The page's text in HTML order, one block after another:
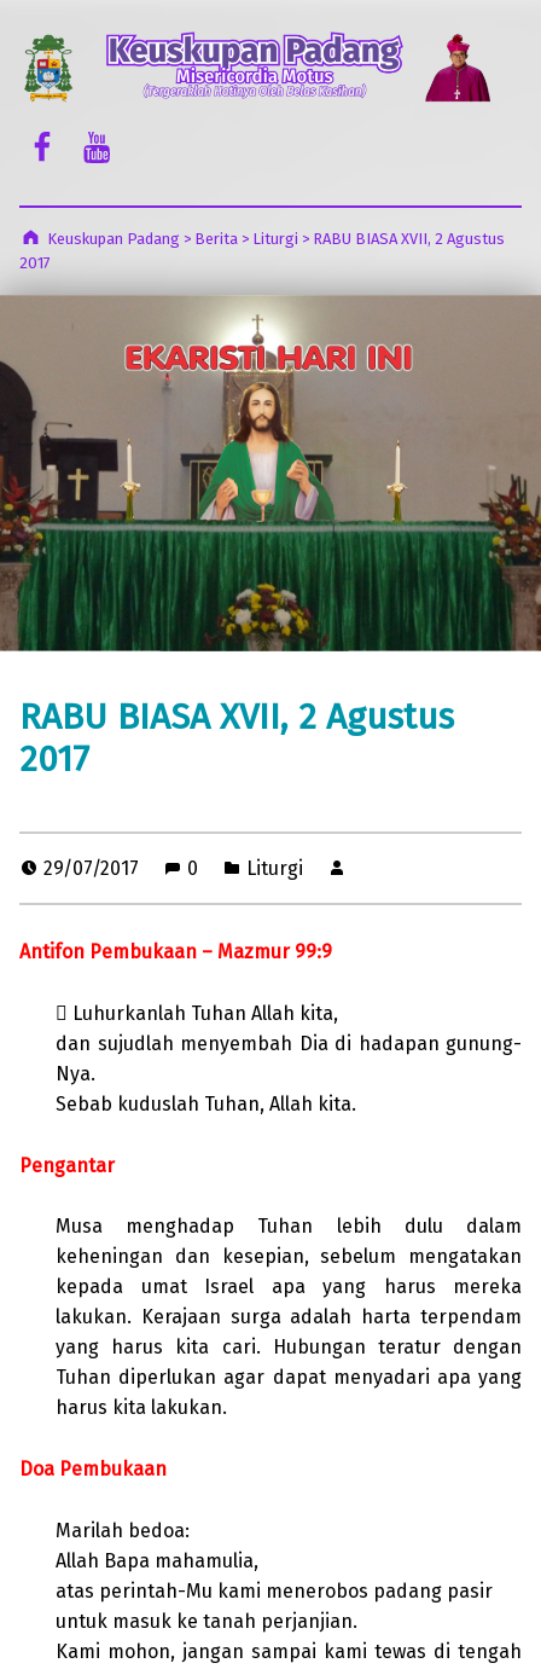
Facebook Komsos
Youtube Komsos
Keuskupan Padang > Berita> Liturgi > RABU BIASA XVII, 2 Agustus
2017
RABU BIASA XVII, 2 Agustus
2017
29/07/2017 0 Liturgi
Antifon Pembukaan – Mazmur 99:9
 Luhurkanlah Tuhan Allah kita,
dan sujudlah menyembah Dia di hadapan gunung-
Nya.
Sebab kuduslah Tuhan, Allah kita.
Pengantar
Musa menghadap Tuhan lebih dulu dalam
keheningan dan kesepian, sebelum mengatakan
kepada umat Israel apa yang harus mereka
lakukan. Kerajaan surga adalah harta terpendam
yang harus kita cari. Hubungan teratur dengan
Tuhan diperlukan agar dapat menyadari apa yang
harus kita lakukan.
Doa Pembukaan
Marilah bedoa:
Allah Bapa mahamulia,
atas perintah-Mu kami menerobos padang pasir
untuk masuk ke tanah perjanjian.
Kami mohon, jangan sampai kami tewas di tengah